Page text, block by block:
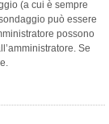
(a cui è sempre
può essere
possono
Se